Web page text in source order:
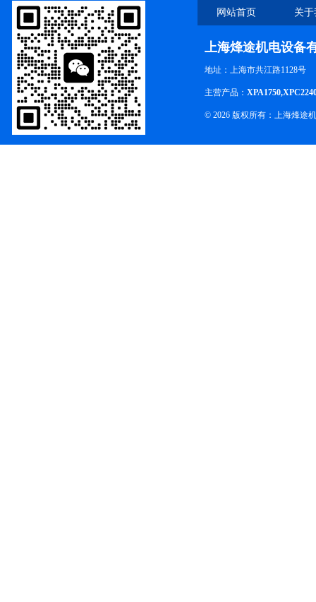
网站首页 关
上海烽途机电设备
地址：上海市共江路1128号
主营产品：
© 2026 版权所有：上海烽途